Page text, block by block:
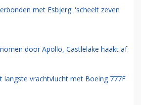
met Esbjerg: 'scheelt zeven
door Apollo, Castlelake haakt af
langste vrachtvlucht met Boeing 777F